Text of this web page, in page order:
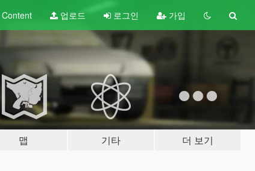
Content 업로드 로그인 가입
맵 기타 더 보기